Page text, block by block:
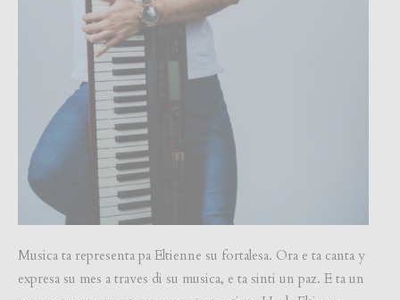
Musica ta representa pa Eltienne su fortalesa. Ora e ta canta y
expresa su mes a traves di su musica, e ta sinti un paz. E ta un